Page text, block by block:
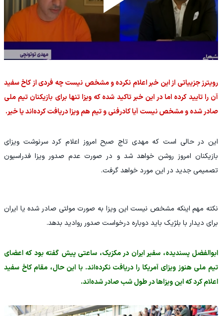
رویترز جزییاتی از این خبر اعلام نکرده و مشخص نیست چه فردی از کاخ سفید
آن را تایید کرده اما در این خبر تاکید شده که ویزا تنها برای بازیکنان تیم ملی
صادر شده و مشخص نیست آیا کادرفنی و تیم هم ویزا دریافت کرده‌اند یا خیر.
این در حالی است که مهدی تاج صبح امروز اعلام کرد سرنوشت ویزای
بازیکنان امروز روشن خواهد شد و در صورت عدم صدور ویزا فدراسیون
تصمیمی جدید در این مورد خواهد گرفت.
نکته مهم اینکه مشخص نیست این ویزا به صورت مولتی صادر شده یا ایران
برای دیدار با بلژیک باید دوباره درخواست صدور روادید بدهد.
ابوالفضل پسندیده، سفیر ایران در مکزیک، ساعتی پیش گفته بود که اعضای
تیم ملی هنوز ویزای آمریکا را دریافت نکرده‌اند. با این حال، مقام کاخ سفید
اعلام کرد که این ویزاها در طول شب صادر شده‌اند.